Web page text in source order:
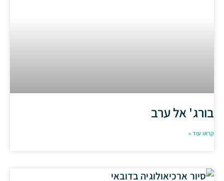
בורג' אל ערב
קראו עוד »